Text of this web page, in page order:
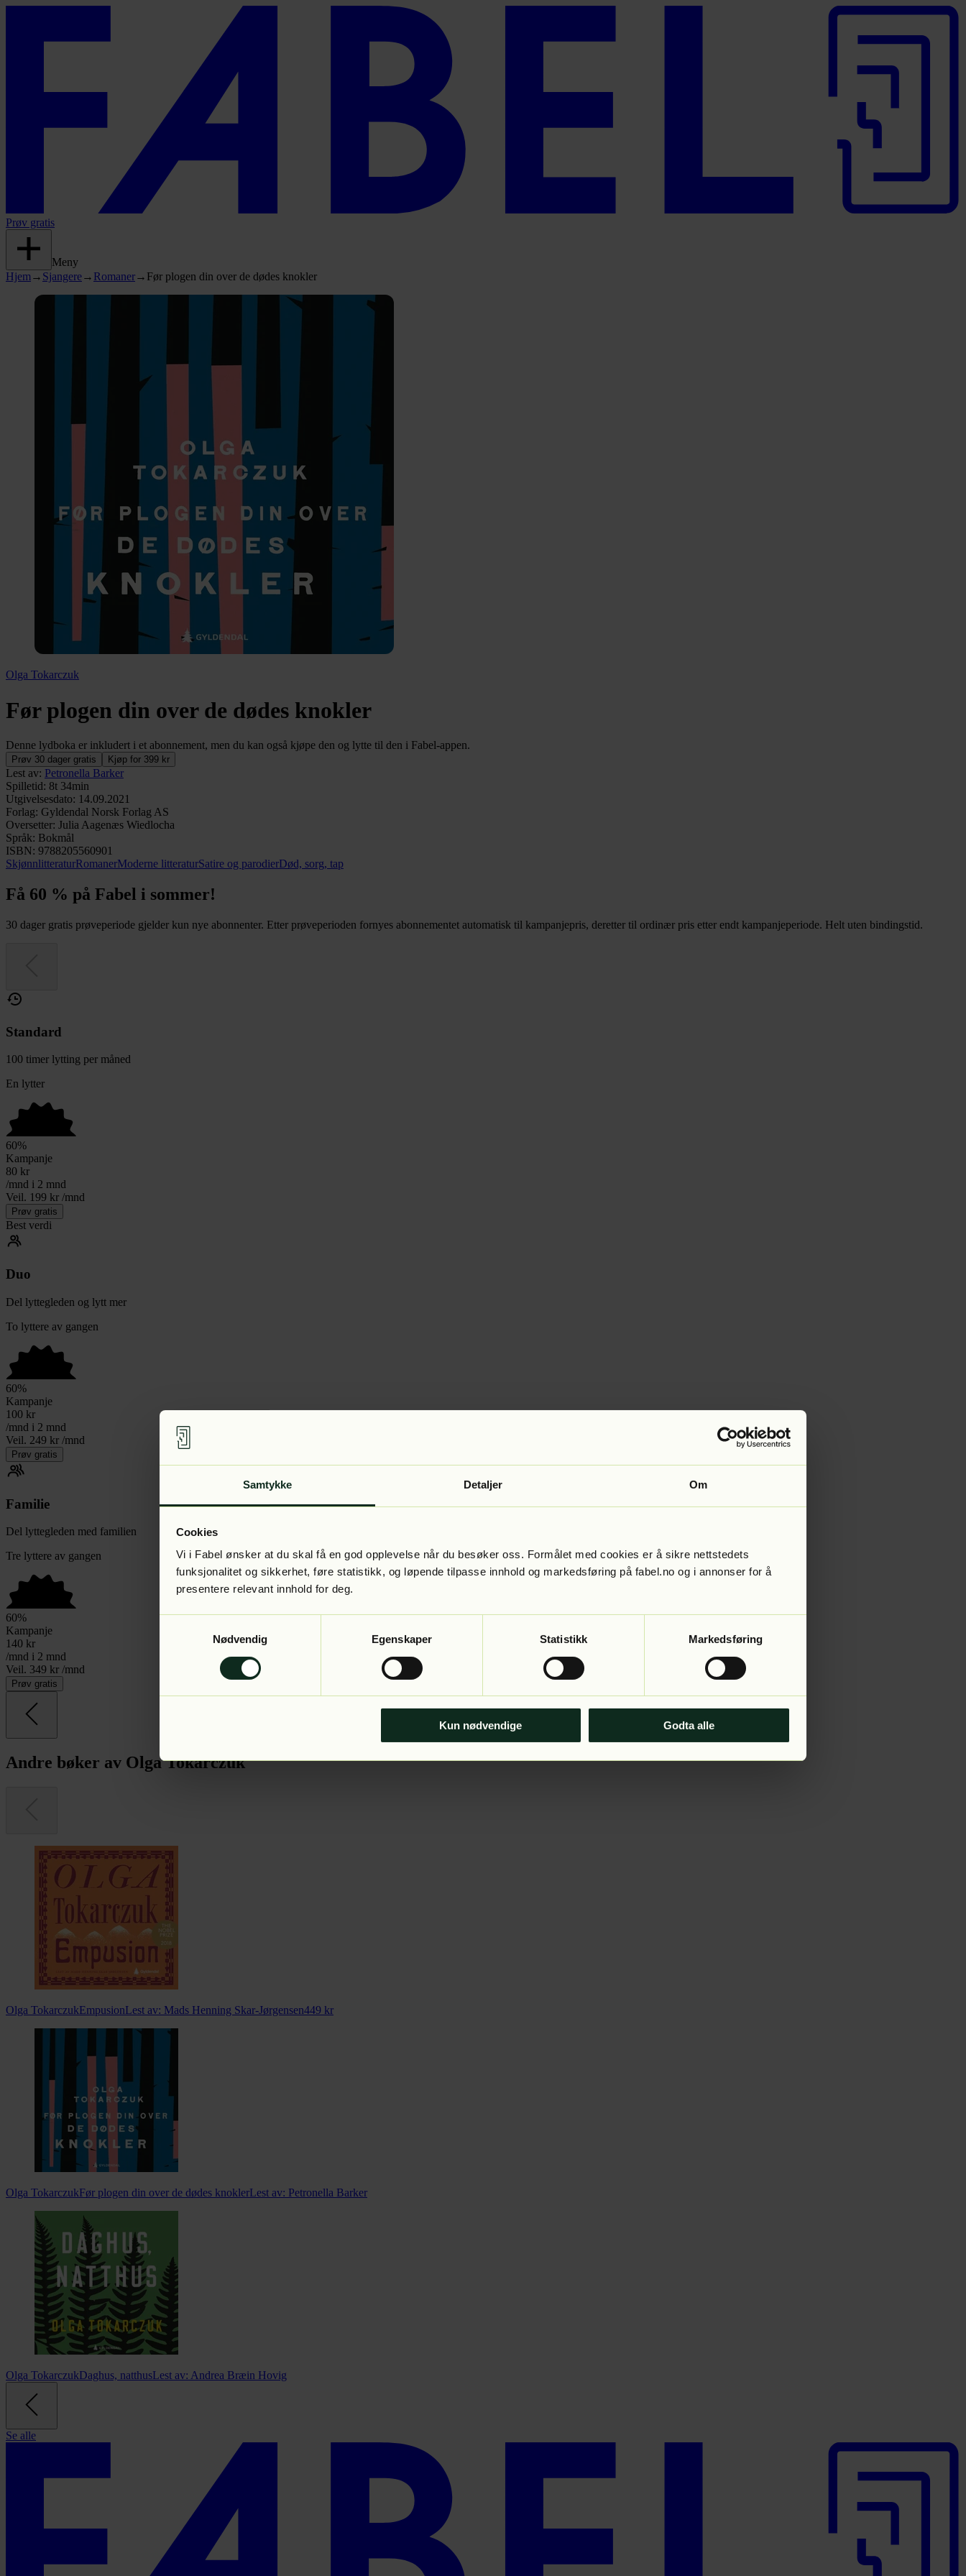
Samtykke Detaljer Om
Cookies
Vi i Fabel ønsker at du skal få en god opplevelse når du besøker oss. Formålet med cookies er å sikre nettstedets
funksjonalitet og sikkerhet, føre statistikk, og løpende tilpasse innhold og markedsføring på fabel.no og i annonser for å
presentere relevant innhold for deg.
Nødvendig
Egenskaper Statistikk Markedsføring
Kun nødvendige Godta alle
Prøv gratis
Meny
Hjem → Sjangere→ Romaner→ Før plogen din over de dødes knokler
Olga Tokarczuk
Før plogen din over de dødes knokler
Denne lydboka er inkludert i et abonnement, men du kan også kjøpe den og lytte til den i Fabel-appen.
Prøv 30 dager gratis Kjøp for 399 kr
Lest av: Petronella Barker
Spilletid: 8t 34min
Utgivelsesdato: 14.09.2021
Forlag: Gyldendal Norsk Forlag AS
Oversetter: Julia Aagenæs Wiedlocha
Språk: Bokmål
ISBN: 9788205560901
SkjønnlitteraturRomanerModerne litteraturSatire og parodierDød, sorg, tap
Få 60 % på Fabel i sommer!
30 dager gratis prøveperiode gjelder kun nye abonnenter. Etter prøveperioden fornyes abonnementet automatisk til kampanjepris, deretter til ordinær pris etter endt kampanjeperiode. Helt uten bindingstid.
Standard
100 timer lytting per måned
En lytter
60%
Kampanje
80 kr
/mnd i 2 mnd
Veil. 199 kr /mnd
Prøv gratis
Best verdi
Duo
Del lyttegleden og lytt mer
To lyttere av gangen
60%
Kampanje
100 kr
/mnd i 2 mnd
Veil. 249 kr /mnd
Prøv gratis
Familie
Del lyttegleden med familien
Tre lyttere av gangen
60%
Kampanje
140 kr
/mnd i 2 mnd
Veil. 349 kr /mnd
Prøv gratis
Andre bøker av Olga Tokarczuk
Olga TokarczukEmpusionLest av: Mads Henning Skar-Jørgensen449 kr
Olga TokarczukFør plogen din over de dødes knoklerLest av: Petronella Barker
Olga TokarczukDaghus, natthusLest av: Andrea Bræin Hovig
Se alle